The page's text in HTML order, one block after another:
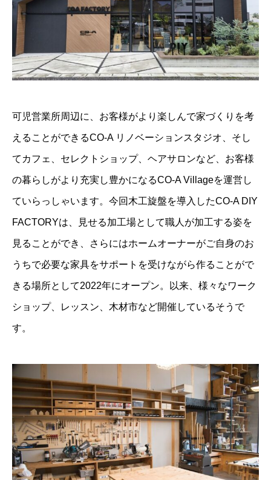
可児営業所周辺に、お客様がより楽しんで家づくりを考
えることができるCO-A リノベーションスタジオ、そし
てカフェ、セレクトショップ、ヘアサロンなど、お客様
の暮らしがより充実し豊かになるCO-A Villageを運営し
ていらっしゃいます。今回木工旋盤を導入したCO-A DIY
FACTORYは、見せる加工場として職人が加工する姿を
見ることができ、さらにはホームオーナーがご自身のお
うちで必要な家具をサポートを受けながら作ることがで
きる場所として2022年にオープン。以来、様々なワーク
ショップ、レッスン、木材市など開催しているそうで
す。